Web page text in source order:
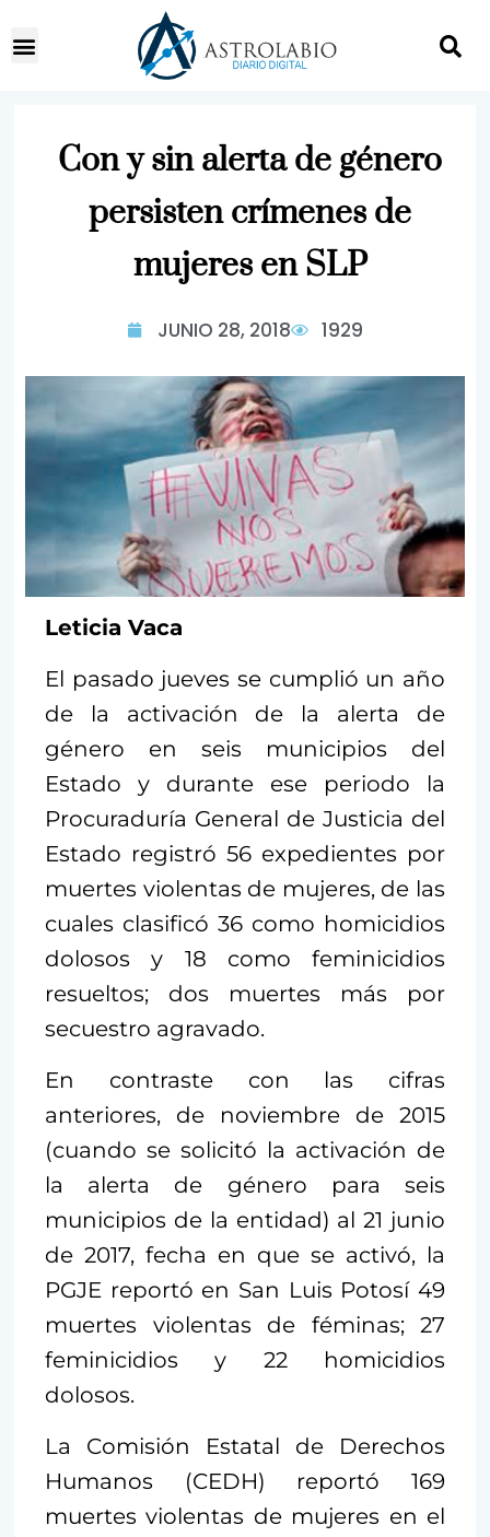
Con y sin alerta de género
persisten crímenes de
mujeres en SLP
JUNIO 28, 2018 1929
Leticia Vaca
El pasado jueves se cumplió un año
de la activación de la alerta de
género en seis municipios del
Estado y durante ese periodo la
Procuraduría General de Justicia del
Estado registró 56 expedientes por
muertes violentas de mujeres, de las
cuales clasificó 36 como homicidios
dolosos y 18 como feminicidios
resueltos; dos muertes más por
secuestro agravado.
En contraste con las cifras
anteriores, de noviembre de 2015
(cuando se solicitó la activación de
la alerta de género para seis
municipios de la entidad) al 21 junio
de 2017, fecha en que se activó, la
PGJE reportó en San Luis Potosí 49
muertes violentas de féminas; 27
feminicidios y 22 homicidios
dolosos.
La Comisión Estatal de Derechos
Humanos (CEDH) reportó 169
muertes violentas de mujeres en el